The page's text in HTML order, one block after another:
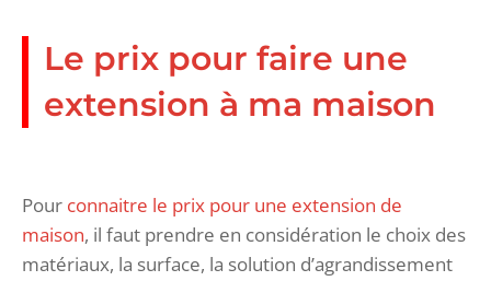
Le prix pour faire une
extension à ma maison
Pour connaitre le prix pour une extension de
maison, il faut prendre en considération le choix des
matériaux, la surface, la solution d’agrandissement